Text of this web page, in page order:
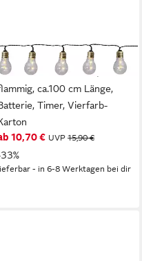
STAR TRADING
Lichterkette Glow, 5-
ca.100 cm Länge,
Timer, Vierfarb-
10,70 € UVP 15,90 €
lieferbar - in 6-8 Werktagen bei dir